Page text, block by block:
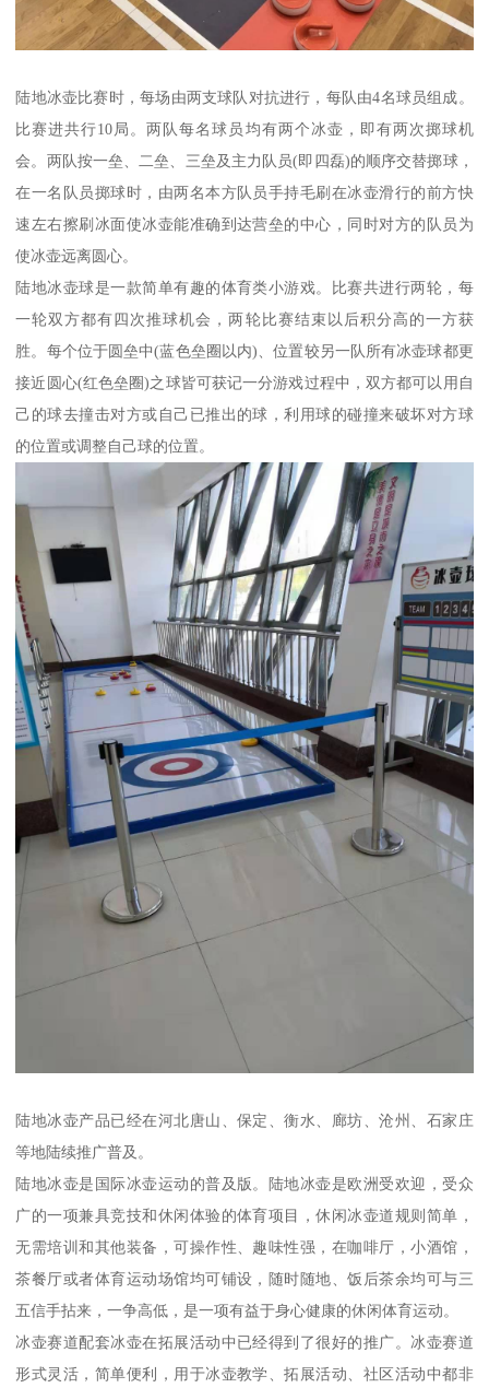
陆地冰壶比赛时，每场由两支球队对抗进行，每队由4名球员组成。
比赛进共行10局。两队每名球员均有两个冰壶，即有两次掷球机
会。两队按一垒、二垒、三垒及主力队员(即四磊)的顺序交替掷球，
在一名队员掷球时，由两名本方队员手持毛刷在冰壶滑行的前方快
速左右擦刷冰面使冰壶能准确到达营垒的中心，同时对方的队员为
使冰壶远离圆心。
陆地冰壶球是一款简单有趣的体育类小游戏。比赛共进行两轮，每
一轮双方都有四次推球机会，两轮比赛结束以后积分高的一方获
胜。每个位于圆垒中(蓝色垒圈以内)、位置较另一队所有冰壶球都更
接近圆心(红色垒圈)之球皆可获记一分游戏过程中，双方都可以用自
己的球去撞击对方或自己已推出的球，利用球的碰撞来破坏对方球
的位置或调整自己球的位置。
陆地冰壶产品已经在河北唐山、保定、衡水、廊坊、沧州、石家庄
等地陆续推广普及。
陆地冰壶是国际冰壶运动的普及版。陆地冰壶是欧洲受欢迎，受众
广的一项兼具竞技和休闲体验的体育项目，休闲冰壶道规则简单，
无需培训和其他装备，可操作性、趣味性强，在咖啡厅，小酒馆，
茶餐厅或者体育运动场馆均可铺设，随时随地、饭后茶余均可与三
五信手拈来，一争高低，是一项有益于身心健康的休闲体育运动。
冰壶赛道配套冰壶在拓展活动中已经得到了很好的推广。冰壶赛道
形式灵活，简单便利，用于冰壶教学、拓展活动、社区活动中都非